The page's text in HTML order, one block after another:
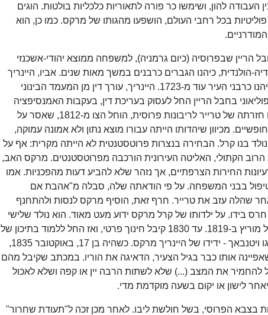
העבודה להון, ושימשו כר פורה לתאוריות כלכליות בולטות. הוגים
פוליטיות בכל רחבי העולם, הושפעו מהגותו של מרקס. כמו כן, הוא
ב-5 במאי 1818 בטרייר, עיר בחבל הריין שבפרוסיה (כיום גרמניה), למשפחה ממוצא יהודי-אשכנזי
הולנדית, כיהנו הגברים כרבנים במשך מאות שנים. אביו, היינריך
(הירשְל)(אנ'), היה בן למשפחת הלוי מטרייר, שאבותיה כיהנו כרבני העיר עוד מ-1723. היינריך, עורך דין מן המעמד הבינוני
בחבל הריין החל לעסוק בעריכת דין, בעקבות האמנסיפציה
החלקית לה זכו היהודים תחת השלטון הצרפתי. אולם עם חזרתה של טרייר לריבונות פרוסית, הוחל הצו מ-1812, שאסר על
מכיוון שיהדותו הייתה עבורו מוצא נתון ולא אמונה עמוקה,
בנו קרל. הבחירה בנצרות פרוטסטנטית לא הייתה מקרית: אף על
הרוב הקתולי, האליטה העירונית הורכבה מפרוטסטנטים. מרקס האב,
החירות הצרפתיים, אך נזהר שלא להביע דעות מהפכניות. אמו
בבני המשפחה. על פי הודאתה שלה, סבלה מ"אהבת אם
שהלה עזב את טרייר. חרף זאת, הוסיף מרקס לנסות ולהתחנף
בידו. על ילדותו של קרל מרקס ידוע מעט מאוד. הוא נולד שלישי
מבין תשעה ילדים, והיה לבן הבכור לאחר מות אחיו הגדול מוריץ ב-1819. עד 1830 קיבל חינוך פרטי, ואז החל ללמוד בתיכון של
טרייר, שמוריו היו ברובם הומניסטים ליברלים, ומנהלו הוגו ויטנבאך - ידידו של היינריך מרקס. כשהיה בן 17, באוקטובר 1835,
אותו כבר בגיל הצעיר, הדאיגה את הוריו. במכתב שקיבל מהם
להחמיר את המצב (...) שלא לשתות הרבה יין או קפה ושלא לאכול
לישון או יקום בשעה מוקדמת מדי.
מרקס פטור משירות בצבא הפרוסי, בשל חולשת ליבו. לאחר מכן זכה ל"תעודת שחרור"